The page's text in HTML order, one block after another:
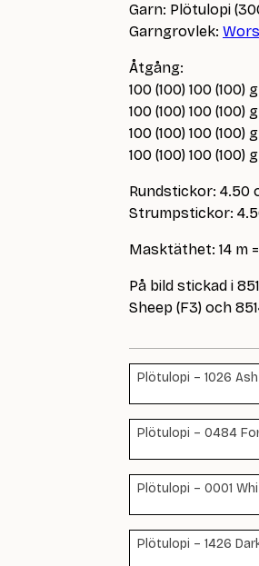
Garn: Plötulopi
Garngrovlek:
Åtgång:
100 (100) 100 (100) g
100 (100) 100 (100)
100 (100) 100 (100)
100 (100) 100 (100)
Rundstickor: 4.50
Strumpstickor:
Masktäthet: 14 m
På bild stickad i
Sheep (F3) och
Plötulopi – 1026
Plötulopi – 0484
Plötulopi – 0001
Plötulopi – 1426